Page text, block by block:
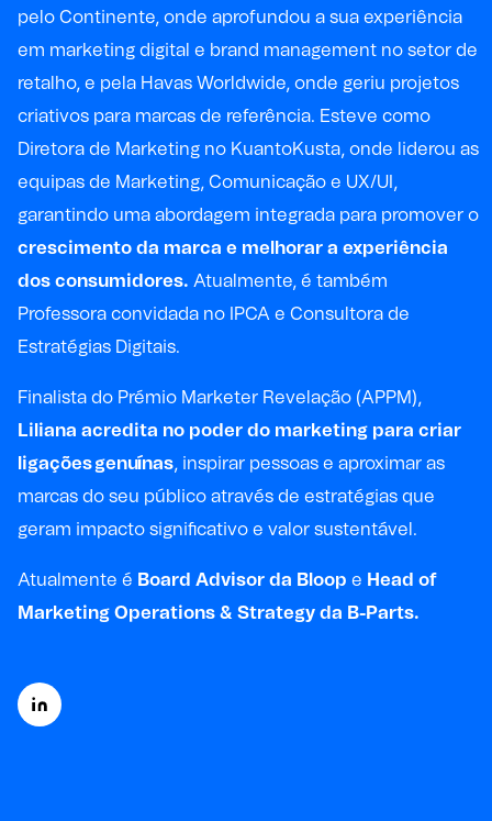
pelo Continente, onde aprofundou a sua experiência
em marketing digital e brand management no setor de
retalho, e pela Havas Worldwide, onde geriu projetos
criativos para marcas de referência. Esteve como
Diretora de Marketing no KuantoKusta, onde liderou as
equipas de Marketing, Comunicação e UX/UI,
garantindo uma abordagem integrada para promover o
crescimento da marca e melhorar a experiência
dos consumidores. Atualmente, é também
Professora convidada no IPCA e Consultora de
Estratégias Digitais.
Finalista do Prémio Marketer Revelação (APPM),
Liliana acredita no poder do marketing para criar
ligaçõesgenuínas, inspirar pessoas e aproximar as
marcas do seu público através de estratégias que
geram impacto significativo e valor sustentável.
Atualmente é Board Advisor da Bloop e Head of
Marketing Operations & Strategy da B-Parts.